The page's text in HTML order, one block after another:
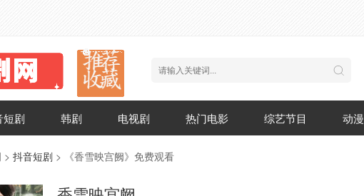
短剧 韩剧 电视剧 热门电影 综艺节目 动漫
> 抖音短剧 > 《香雪映宫阙》免费观看